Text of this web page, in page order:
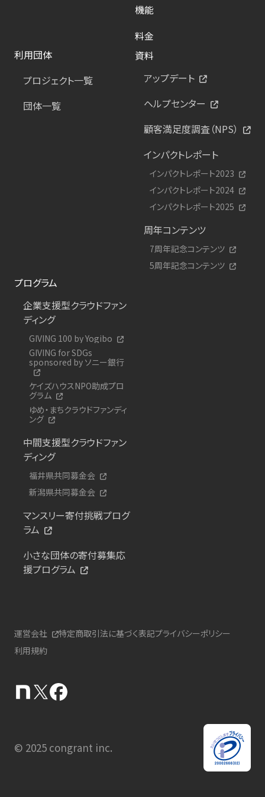
機能
料金
利用団体
プロジェクト一覧
団体一覧
資料
アップデート
ヘルプセンター
顧客満足度調査（NPS）
インパクトレポート
インパクトレポート2023
インパクトレポート2024
インパクトレポート2025
周年コンテンツ
7周年記念コンテンツ
5周年記念コンテンツ
プログラム
企業支援型クラウドファン
ディング
GIVING 100 by Yogibo
GIVING for SDGs
sponsored by ソニー銀行
ケイズハウスNPO助成プロ
グラム
ゆめ・まちクラウドファンディ
ング
中間支援型クラウドファン
ディング
福井県共同募金会
新潟県共同募金会
マンスリー寄付挑戦プログ
ラム
小さな団体の寄付募集応
援プログラム
運営会社 特定商取引法に基づく表記プライバシーポリシー
利用規約
© 2025 congrant inc.